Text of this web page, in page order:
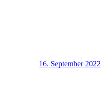
16. September 2022